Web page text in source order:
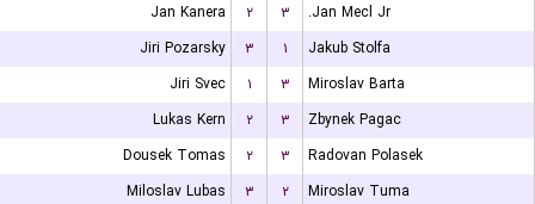
Jan Kanera
۲ ۳
Jan Mecl Jr.
Jiri Pozarsky
۳ ۱
Jakub Stolfa
Jiri Svec
۱ ۳
Miroslav Barta
Lukas Kern
۲ ۳
Zbynek Pagac
Dousek Tomas
۲ ۳
Radovan Polasek
Miloslav Lubas
۳ ۲
Miroslav Tuma